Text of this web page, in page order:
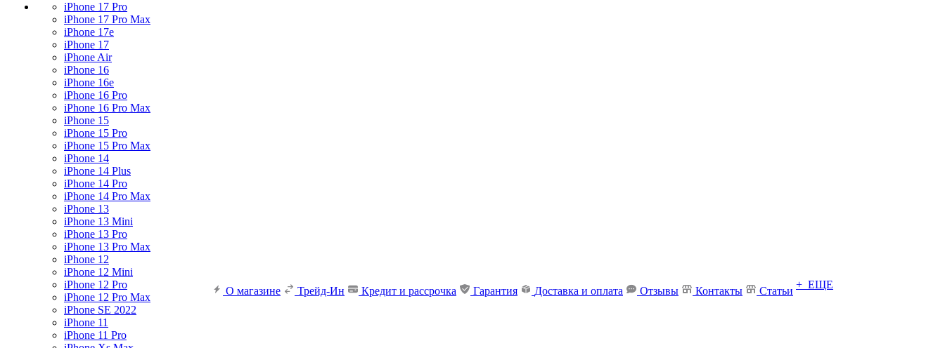
iPhone 17 Pro
iPhone 17 Pro Max
iPhone 17e
iPhone 17
iPhone Air
iPhone 16
iPhone 16e
iPhone 16 Pro
iPhone 16 Pro Max
iPhone 15
iPhone 15 Pro
iPhone 15 Pro Max
iPhone 14
iPhone 14 Plus
iPhone 14 Pro
iPhone 14 Pro Max
iPhone 13
iPhone 13 Mini
iPhone 13 Pro
iPhone 13 Pro Max
iPhone 12
iPhone 12 Mini
iPhone 12 Pro
iPhone 12 Pro Max
iPhone SE 2022
iPhone 11
iPhone 11 Pro
О магазине Трейд-Ин Кредит и рассрочка Гарантия Доставка и оплата Отзывы Контакты Статьи
+ ЕЩЕ